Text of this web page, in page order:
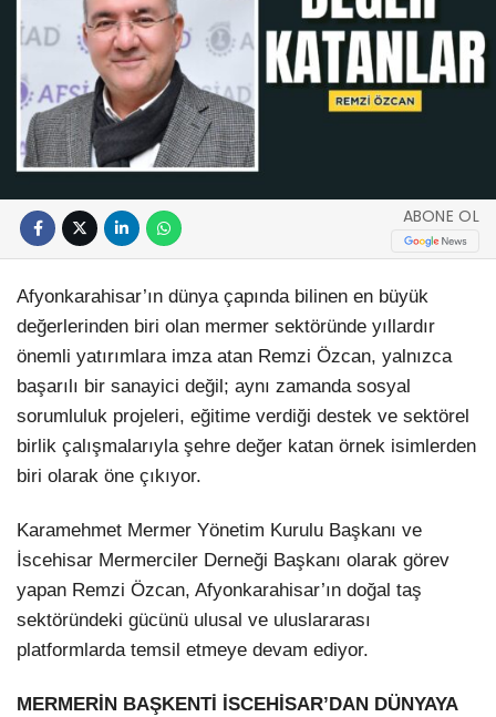
ABONE OL
Afyonkarahisar’ın dünya çapında bilinen en büyük
değerlerinden biri olan mermer sektöründe yıllardır
önemli yatırımlara imza atan Remzi Özcan, yalnızca
başarılı bir sanayici değil; aynı zamanda sosyal
sorumluluk projeleri, eğitime verdiği destek ve sektörel
birlik çalışmalarıyla şehre değer katan örnek isimlerden
biri olarak öne çıkıyor.
Karamehmet Mermer Yönetim Kurulu Başkanı ve
İscehisar Mermerciler Derneği Başkanı olarak görev
yapan Remzi Özcan, Afyonkarahisar’ın doğal taş
sektöründeki gücünü ulusal ve uluslararası
platformlarda temsil etmeye devam ediyor.
MERMERİN BAŞKENTİ İSCEHİSAR’DAN DÜNYAYA